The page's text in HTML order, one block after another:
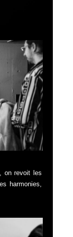
on revoit les
harmonies,